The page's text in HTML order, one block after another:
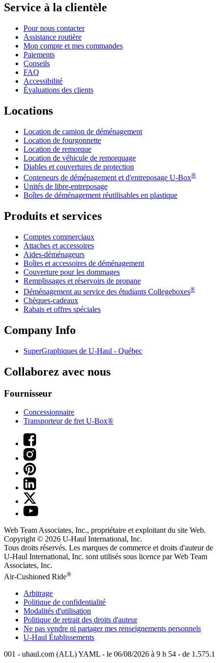
Service à la clientèle
Pour nous contacter
Assistance routière
Mon compte et mes commandes
Paiements
Conseils
FAQ
Accessibilité
Évaluations des clients
Locations
Location de camion de déménagement
Location de fourgonnette
Location de remorque
Location de véhicule de remorquage
Diables et couvertures de protection
Conteneurs de déménagement et d'entreposage U-Box®
Unités de libre-entreposage
Boîtes de déménagement réutilisables en plastique
Produits et services
Comptes commerciaux
Attaches et accessoires
Aides-déménageurs
Boîtes et accessoires de déménagement
Couverture pour les dommages
Remplissages et réservoirs de propane
Déménagement au service des étudiants Collegeboxes®
Chèques-cadeaux
Rabais et offres spéciales
Company Info
SuperGraphiques de U-Haul - Québec
Collaborez avec nous
Fournisseur
Concessionnaire
Transporteur de fret U-Box®
Web Team Associates, Inc., propriétaire et exploitant du site Web.
Copyright © 2026 U-Haul International, Inc.
Tous droits réservés. Les marques de commerce et droits d'auteur de
U-Haul International, Inc. sont utilisés sous licence par Web Team
Associates, Inc.
Air-Cushioned Ride®
Arbitrage
Politique de confidentialité
Modalités d'utilisation
Politique de retrait des droits d'auteur
Ne pas vendre ni partager mes renseignements personnels
U-Haul Établissements
001 - uhaul.com (ALL) YAML - le 06/08/2026 à 9 h 54 - de 1.575.1